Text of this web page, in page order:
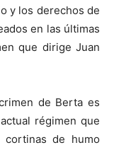
y los derechos de
en las últimas
que dirige Juan
de Berta es
régimen que
cortinas de humo